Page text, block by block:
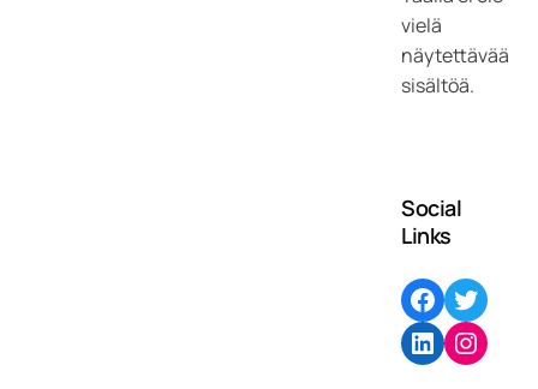
vielä
näytettävää
sisältöä.
Social
Links
Facebook
Twitter
LinkedIn
Instagram